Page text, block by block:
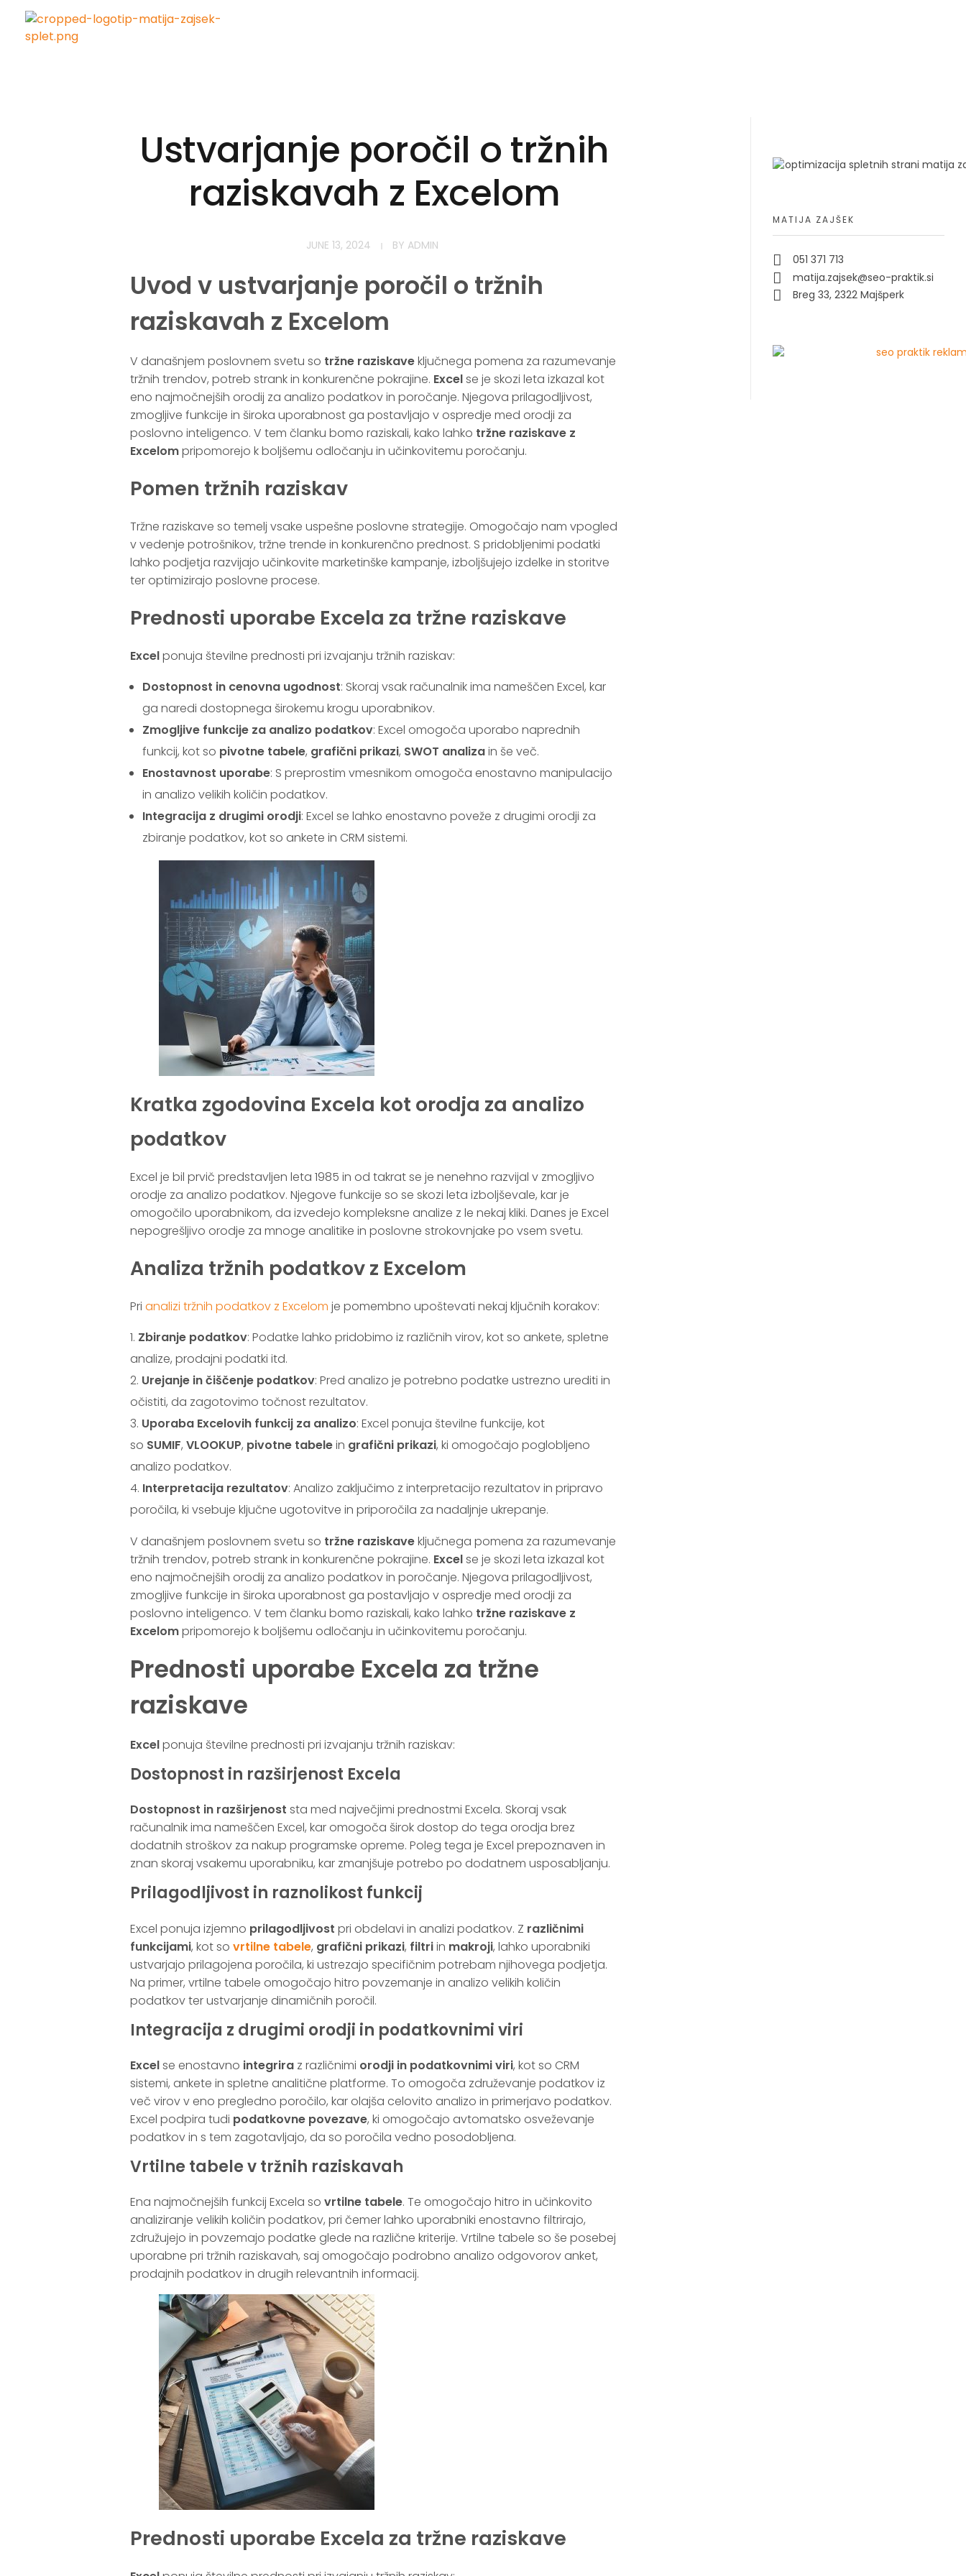
Ustvarjanje poročil o tržnih
raziskavah z Excelom
JUNE 13, 2024 BY ADMIN
Uvod v ustvarjanje poročil o tržnih
raziskavah z Excelom
V današnjem poslovnem svetu so tržne raziskaveključnega pomena za razumevanje
tržnih trendov, potreb strank in konkurenčne pokrajine. Excelse je skozi leta izkazal kot
eno najmočnejših orodij za analizo podatkov in poročanje. Njegova prilagodljivost,
zmogljive funkcije in široka uporabnost ga postavljajo v ospredje med orodji za
poslovno inteligenco. V tem članku bomo raziskali, kako lahko tržne raziskave z
Excelompripomorejo k boljšemu odločanju in učinkovitemu poročanju.
Pomen tržnih raziskav
Tržne raziskave so temelj vsake uspešne poslovne strategije. Omogočajo nam vpogled
v vedenje potrošnikov, tržne trende in konkurenčno prednost. S pridobljenimi podatki
lahko podjetja razvijajo učinkovite marketinške kampanje, izboljšujejo izdelke in storitve
ter optimizirajo poslovne procese.
Prednosti uporabe Excela za tržne raziskave
Excelponuja številne prednosti pri izvajanju tržnih raziskav:
Dostopnost in cenovna ugodnost: Skoraj vsak računalnik ima nameščen Excel, kar
ga naredi dostopnega širokemu krogu uporabnikov.
Zmogljive funkcije za analizo podatkov: Excel omogoča uporabo naprednih
funkcij, kot so pivotne tabele, grafični prikazi, SWOT analizain še več.
Enostavnost uporabe: S preprostim vmesnikom omogoča enostavno manipulacijo
in analizo velikih količin podatkov.
Integracija z drugimi orodji: Excel se lahko enostavno poveže z drugimi orodji za
zbiranje podatkov, kot so ankete in CRM sistemi.
Kratka zgodovina Excela kot orodja za analizo
podatkov
Excel je bil prvič predstavljen leta 1985 in od takrat se je nenehno razvijal v zmogljivo
orodje za analizo podatkov. Njegove funkcije so se skozi leta izboljševale, kar je
omogočilo uporabnikom, da izvedejo kompleksne analize z le nekaj kliki. Danes je Excel
nepogrešljivo orodje za mnoge analitike in poslovne strokovnjake po vsem svetu.
Analiza tržnih podatkov z Excelom
Pri analizi tržnih podatkov z Excelom je pomembno upoštevati nekaj ključnih korakov:
Zbiranje podatkov: Podatke lahko pridobimo iz različnih virov, kot so ankete, spletne
analize, prodajni podatki itd.
Urejanje in čiščenje podatkov: Pred analizo je potrebno podatke ustrezno urediti in
očistiti, da zagotovimo točnost rezultatov.
Uporaba Excelovih funkcij za analizo: Excel ponuja številne funkcije, kot
so SUMIF, VLOOKUP, pivotne tabelein grafični prikazi, ki omogočajo poglobljeno
analizo podatkov.
Interpretacija rezultatov: Analizo zaključimo z interpretacijo rezultatov in pripravo
poročila, ki vsebuje ključne ugotovitve in priporočila za nadaljnje ukrepanje.
V današnjem poslovnem svetu so tržne raziskaveključnega pomena za razumevanje
tržnih trendov, potreb strank in konkurenčne pokrajine. Excelse je skozi leta izkazal kot
eno najmočnejših orodij za analizo podatkov in poročanje. Njegova prilagodljivost,
zmogljive funkcije in široka uporabnost ga postavljajo v ospredje med orodji za
poslovno inteligenco. V tem članku bomo raziskali, kako lahko tržne raziskave z
Excelompripomorejo k boljšemu odločanju in učinkovitemu poročanju.
Prednosti uporabe Excela za tržne
raziskave
Excelponuja številne prednosti pri izvajanju tržnih raziskav:
Dostopnost in razširjenost Excela
Dostopnost in razširjenost sta med največjimi prednostmi Excela. Skoraj vsak
računalnik ima nameščen Excel, kar omogoča širok dostop do tega orodja brez
dodatnih stroškov za nakup programske opreme. Poleg tega je Excel prepoznaven in
znan skoraj vsakemu uporabniku, kar zmanjšuje potrebo po dodatnem usposabljanju.
Prilagodljivost in raznolikost funkcij
Excel ponuja izjemno prilagodljivost pri obdelavi in analizi podatkov. Z različnimi
funkcijami, kot so vrtilne tabele, grafični prikazi, filtriin makroji, lahko uporabniki
ustvarjajo prilagojena poročila, ki ustrezajo specifičnim potrebam njihovega podjetja.
Na primer, vrtilne tabele omogočajo hitro povzemanje in analizo velikih količin
podatkov ter ustvarjanje dinamičnih poročil.
Integracija z drugimi orodji in podatkovnimi viri
Excelse enostavno integriraz različnimi orodji in podatkovnimi viri, kot so CRM
sistemi, ankete in spletne analitične platforme. To omogoča združevanje podatkov iz
več virov v eno pregledno poročilo, kar olajša celovito analizo in primerjavo podatkov.
Excel podpira tudi podatkovne povezave, ki omogočajo avtomatsko osveževanje
podatkov in s tem zagotavljajo, da so poročila vedno posodobljena.
Vrtilne tabele v tržnih raziskavah
Ena najmočnejših funkcij Excela so vrtilne tabele. Te omogočajo hitro in učinkovito
analiziranje velikih količin podatkov, pri čemer lahko uporabniki enostavno filtrirajo,
združujejo in povzemajo podatke glede na različne kriterije. Vrtilne tabele so še posebej
uporabne pri tržnih raziskavah, saj omogočajo podrobno analizo odgovorov anket,
prodajnih podatkov in drugih relevantnih informacij.
Prednosti uporabe Excela za tržne raziskave
MATIJA ZAJŠEK
051 371 713
matija.zajsek@seo-praktik.si
Breg 33, 2322 Majšperk